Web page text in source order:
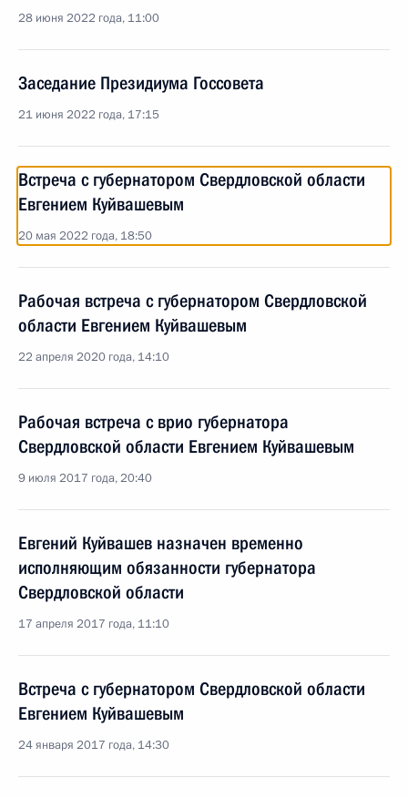
28 июня 2022 года, 11:00
Заседание Президиума Госсовета
21 июня 2022 года, 17:15
Встреча с губернатором Свердловской области
Евгением Куйвашевым
20 мая 2022 года, 18:50
Рабочая встреча с губернатором Свердловской
области Евгением Куйвашевым
22 апреля 2020 года, 14:10
Рабочая встреча с врио губернатора
Свердловской области Евгением Куйвашевым
9 июля 2017 года, 20:40
Евгений Куйвашев назначен временно
исполняющим обязанности губернатора
Свердловской области
17 апреля 2017 года, 11:10
Встреча с губернатором Свердловской области
Евгением Куйвашевым
24 января 2017 года, 14:30